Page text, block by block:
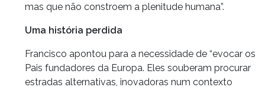
mas que não constroem a plenitude humana”.
Uma história perdida
Francisco apontou para a necessidade de “evocar os
Pais fundadores da Europa. Eles souberam procurar
estradas alternativas, inovadoras num contexto